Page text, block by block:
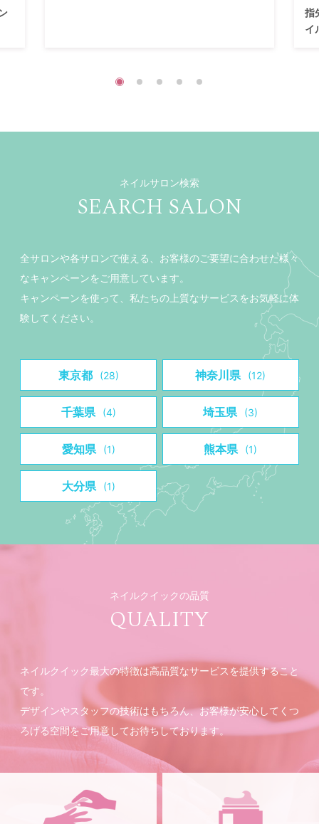
指
イ
ネイルサロン検索
SEARCH SALON
全サロンや各サロンで使える、お客様のご要望に合わせた様々
なキャンペーンをご用意しています。
キャンペーンを使って、私たちの上質なサービスをお気軽に体
験してください。
東京都 (28) 神奈川県 (12)
千葉県 (4) 埼玉県 (3)
愛知県 (1) 熊本県 (1)
大分県 (1)
ネイルクイックの品質
QUALITY
ネイルクイック最大の特徴は高品質なサービスを提供すること
です。
デザインやスタッフの技術はもちろん、お客様が安心してくつ
ろげる空間をご用意してお待ちしております。